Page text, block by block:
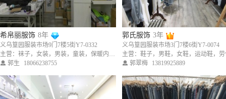
希帛丽服饰 8年
义乌篁园服装市场9门7楼5街Y7-0332
主营：袜子，女装，男装，童装，保暖内衣，内衣，内裤，鞋子，围巾，手套
郭生
18066238755
郭氏服饰 3年
义乌篁园服装市场3门7楼6街Y7-0074
郭翠梅 13819925889